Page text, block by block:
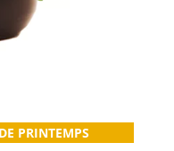
PRINTEMPS